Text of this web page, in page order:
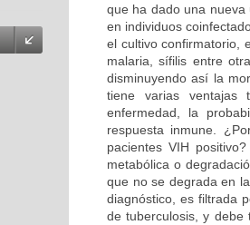
que ha dado una
en individuos
el cultivo confirmatorio,
malaria, sífilis entre
disminuyendo así la
tiene varias ventajas
enfermedad, la
respuesta inmune.
pacientes VIH
metabólica o
que no se degrada en
diagnóstico, es filtrada
de tuberculosis, y debe